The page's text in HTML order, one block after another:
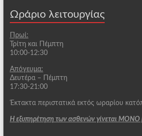
Ωράριο λειτουργίας
Πρωί:
Τρίτη και Πέμπτη
10:00-12:30
Απόγευμα:
Δευτέρα – Πέμπτη
17:30-21:00
Έκτακτα περιστατικά εκτός ωραρίου
Η εξυπηρέτηση των ασθενών γίνεται ΜΟΝΟ